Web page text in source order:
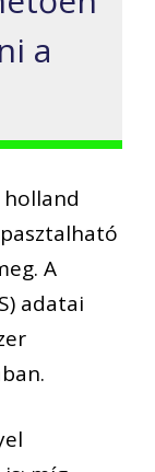
a
holland
A
adatai